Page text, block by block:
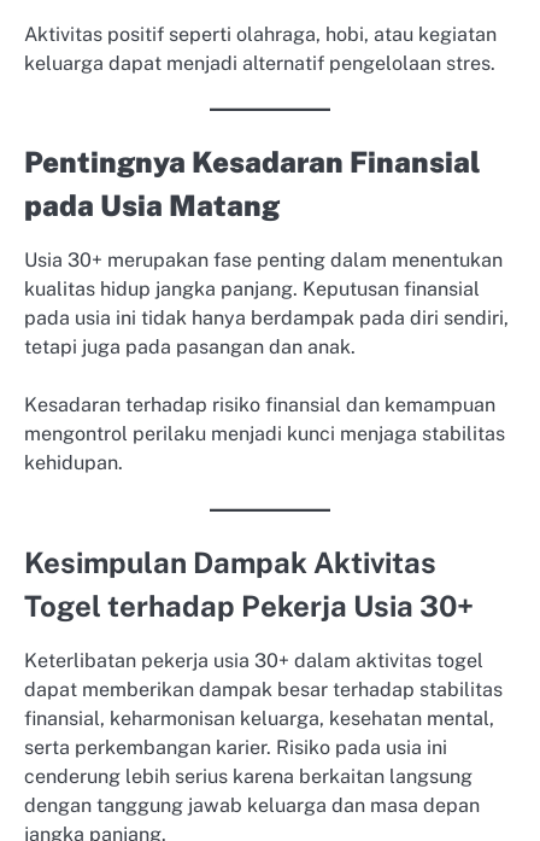
Aktivitas positif seperti olahraga, hobi, atau kegiatan
keluarga dapat menjadi alternatif pengelolaan stres.
Pentingnya Kesadaran Finansial
pada Usia Matang
Usia 30+ merupakan fase penting dalam menentukan
kualitas hidup jangka panjang. Keputusan finansial
pada usia ini tidak hanya berdampak pada diri sendiri,
tetapi juga pada pasangan dan anak.
Kesadaran terhadap risiko finansial dan kemampuan
mengontrol perilaku menjadi kunci menjaga stabilitas
kehidupan.
Kesimpulan Dampak Aktivitas
Togel terhadap Pekerja Usia 30+
Keterlibatan pekerja usia 30+ dalam aktivitas togel
dapat memberikan dampak besar terhadap stabilitas
finansial, keharmonisan keluarga, kesehatan mental,
serta perkembangan karier. Risiko pada usia ini
cenderung lebih serius karena berkaitan langsung
dengan tanggung jawab keluarga dan masa depan
jangka panjang.